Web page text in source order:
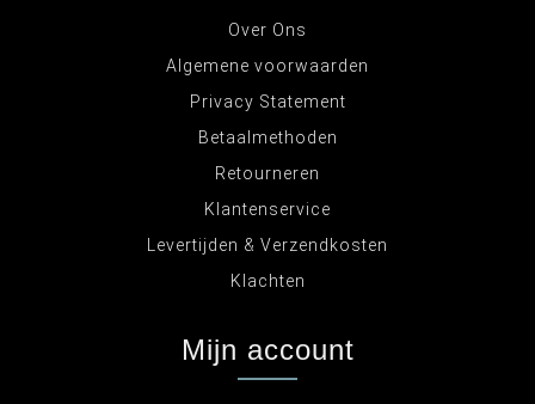
Over Ons
Algemene voorwaarden
Privacy Statement
Betaalmethoden
Retourneren
Klantenservice
Levertijden & Verzendkosten
Klachten
Mijn account